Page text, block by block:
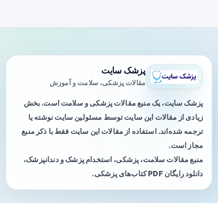
پزشک سایت
مقالات پزشکی، سلامت و آموزش
پزشک سایت، یک منبع مقالات پزشکی و سلامت است. بخش
زیادی از مقالات این سایت توسط مسئولین سایت نوشته یا
ترجمه شده‌اند. استفاده از مقالات این سایت فقط با ذکر منبع
مجاز است.
منبع مقالات سلامت، پزشکی، استخدام پزشک و دندانپزشک،
دانلود رایگان PDF کتاب‌های پزشکی.